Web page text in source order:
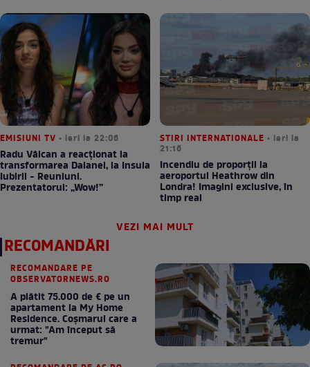
EMISIUNI TV • ieri la 22:06
Radu Vâlcan a reacționat la
transformarea Daianei, la Insula
Iubirii - Reuniuni.
Prezentatorul: „Wow!”
STIRI INTERNATIONALE • ieri la
21:16
Incendiu de proporții la
aeroportul Heathrow din
Londra! Imagini exclusive, în
timp real
VEZI MAI MULT
RECOMANDĂRI
RECOMANDARE PE
OBSERVATORNEWS.RO
A plătit 75.000 de € pe un
apartament la My Home
Residence. Coşmarul care a
urmat: "Am început să
tremur"